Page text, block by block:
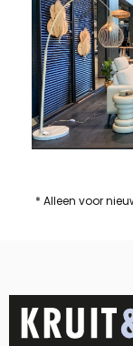
* Alleen voor